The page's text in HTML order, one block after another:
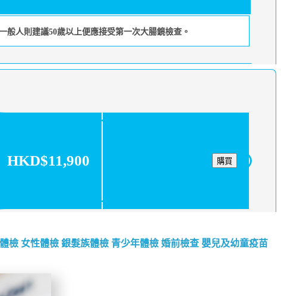
人則建議50歲以上便應接受第一次大腸鏡檢查。
HKD$11,900 購買
檢 女性體檢 銀髮族體檢 青少年體檢 婚前檢查 嬰兒及幼童疫苗